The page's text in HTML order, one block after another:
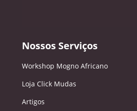
Nossos Serviços
Workshop Mogno Africano
Loja Click Mudas
Artigos